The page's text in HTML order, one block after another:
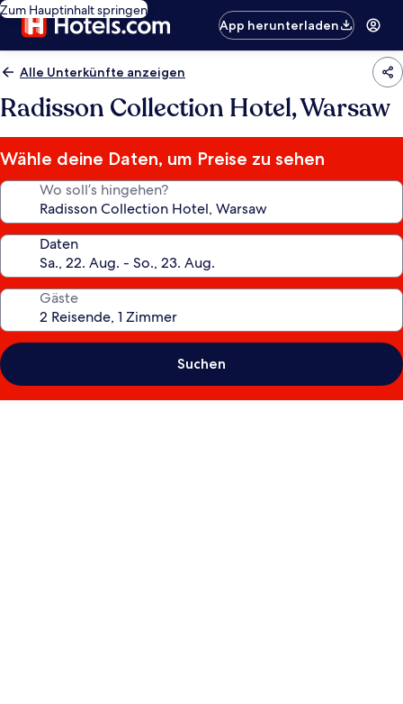
Zum Hauptinhalt springen
App herunterladen
Alle Unterkünfte anzeigen
Radisson Collection Hotel, Warsaw
Wähle deine Daten, um Preise zu sehen
Wo soll’s hingehen?
Daten
Gäste
Suchen